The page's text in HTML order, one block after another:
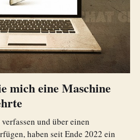
mich eine Maschine
und über einen
haben seit Ende 2022 ein